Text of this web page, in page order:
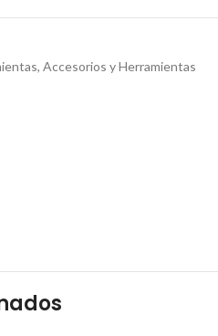
, Accesorios y Herramientas